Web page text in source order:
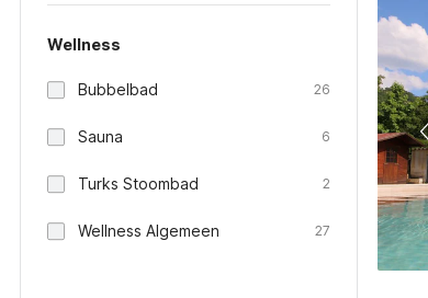
Wellness
Bubbelbad 26
Sauna 6
Turks Stoombad 2
Wellness Algemeen 27